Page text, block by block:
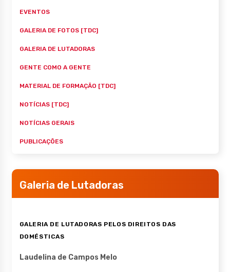
EVENTOS
GALERIA DE FOTOS [TDC]
GALERIA DE LUTADORAS
GENTE COMO A GENTE
MATERIAL DE FORMAÇÃO [TDC]
NOTÍCIAS [TDC]
NOTÍCIAS GERAIS
PUBLICAÇÕES
Galeria de Lutadoras
GALERIA DE LUTADORAS PELOS DIREITOS DAS
DOMÉSTICAS
Laudelina de Campos Melo